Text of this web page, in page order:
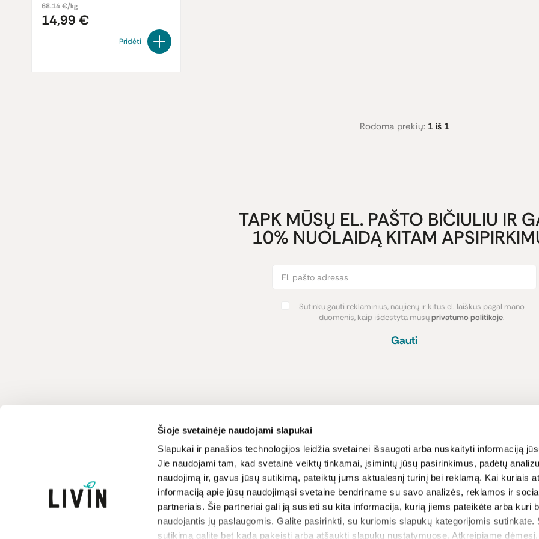
Šioje svetainėje naudojami slapukai
Slapukai ir panašios technologijos leidžia svetainei išsaugoti arba nuskaityti informaciją
Jie naudojami tam, kad svetainė veiktų tinkamai, įsimintų jūsų pasirinkimus, padėtų
naudojimą ir, gavus jūsų sutikimą, pateiktų jums aktualesnį turinį bei reklamą. Kai kuriais
informaciją apie jūsų naudojimąsi svetaine bendriname su savo analizės, reklamos ir
partneriais. Šie partneriai gali ją susieti su kita informacija, kurią jiems pateikėte arba kuri
naudojantis jų paslaugomis. Galite pasirinkti, su kuriomis slapukų kategorijomis sutinkate.
sutikimą galite bet kada pakeisti arba atšaukti slapukų nustatymuose. Atkreipiame
68.14 €/kg
14,99 €
Pridėti
Rodoma prekių: 1 iš 1
TAPK MŪSŲ EL. PAŠTO BIČIULIU IR
10% NUOLAIDĄ KITAM
Sutinku gauti reklaminius, naujienų ir kitus el. laiškus pagal mano
duomenis, kaip išdėstyta mūsųprivatumo politikoje.
Gauti
Atsakome darbo dienomis
8-17 val.
LIVIN
Apie mus
Kontaktai
Parduotuvės
Prekių ženklai
Paramos iniciatyva
Dovanų kuponai
Atsiskaitymo būdai
Pristatymas
Prekių grąžinimas
Lojalumo
Naujienos ir
Receptai
Sąlygos ir
Privatumo